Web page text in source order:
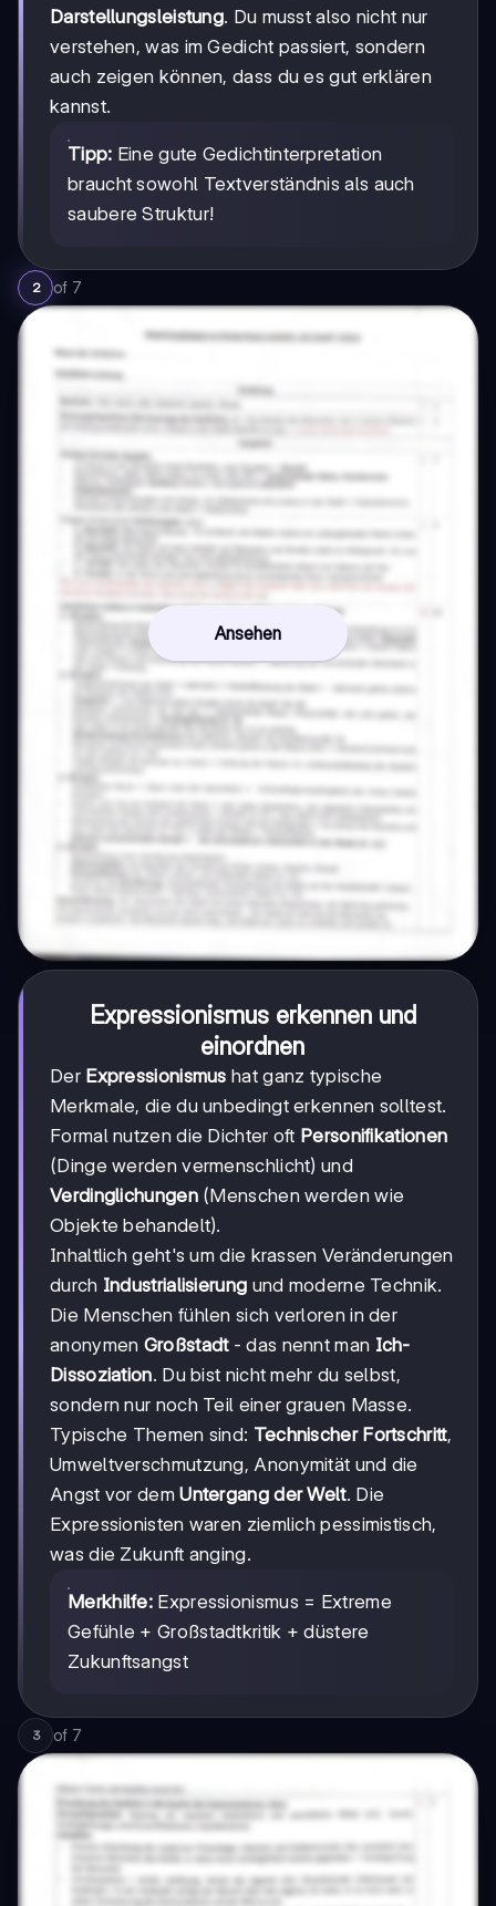
Darstellungsleistung. Du musst also nicht nur
verstehen, was im Gedicht passiert, sondern
auch zeigen können, dass du es gut erklären
kannst.
Tipp: Eine gute Gedichtinterpretation
braucht sowohl Textverständnis als auch
saubere Struktur!
2 of 7
Ansehen
Expressionismus erkennen und
einordnen
Der Expressionismus hat ganz typische
Merkmale, die du unbedingt erkennen solltest.
Formal nutzen die Dichter oft Personifikationen
(Dinge werden vermenschlicht) und
Verdinglichungen(Menschen werden wie
Objekte behandelt).
Inhaltlich geht's um die krassen Veränderungen
durch Industrialisierung und moderne Technik.
Die Menschen fühlen sich verloren in der
anonymen Großstadt- das nennt man Ich-
Dissoziation. Du bist nicht mehr du selbst,
sondern nur noch Teil einer grauen Masse.
Typische Themen sind: Technischer Fortschritt,
Umweltverschmutzung, Anonymität und die
Angst vor demUntergang der Welt. Die
Expressionisten waren ziemlich pessimistisch,
was die Zukunft anging.
Merkhilfe: Expressionismus = Extreme
Gefühle + Großstadtkritik + düstere
Zukunftsangst
3 of 7